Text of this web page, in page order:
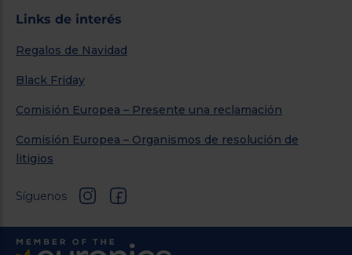
Links de interés
Regalos de Navidad
Black Friday
Comisión Europea – Presente una reclamación
Comisión Europea – Organismos de resolución de
litigios
Síguenos